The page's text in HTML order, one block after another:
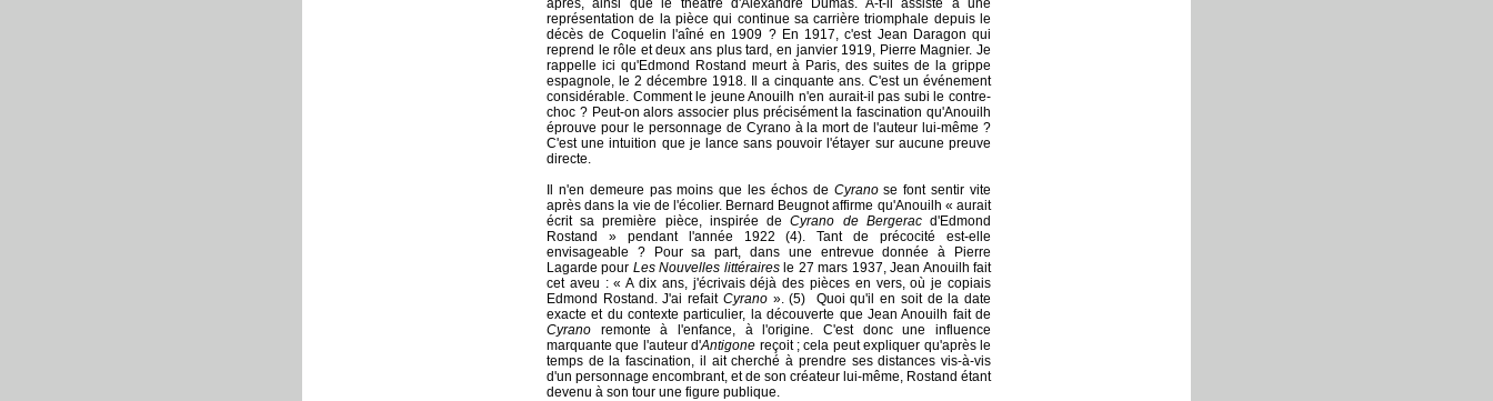
après, ainsi que le théâtre d'Alexandre Dumas. A-t-il assisté à une
représentation de la pièce qui continue sa carrière triomphale depuis le
décès de Coquelin l'aîné en 1909 ? En 1917, c'est Jean Daragon qui
reprend le rôle et deux ans plus tard, en janvier 1919, Pierre Magnier. Je
rappelle ici qu'Edmond Rostand meurt à Paris, des suites de la grippe
espagnole, le 2 décembre 1918. Il a cinquante ans. C'est un événement
considérable. Comment le jeune Anouilh n'en aurait-il pas subi le contre-
choc ? Peut-on alors associer plus précisément la fascination qu'Anouilh
éprouve pour le personnage de Cyrano à la mort de l'auteur lui-même ?
C'est une intuition que je lance sans pouvoir l'étayer sur aucune preuve
directe.
Il n'en demeure pas moins que les échos de Cyranose font sentir vite
après dans la vie de l'écolier. Bernard Beugnot affirme qu'Anouilh « aurait
écrit sa première pièce, inspirée deCyrano de Bergeracd'Edmond
Rostand » pendant l'année 1922 (4). Tant de précocité est-elle
envisageable ? Pour sa part, dans une entrevue donnée à Pierre
Lagarde pour Les Nouvelles littérairesle 27 mars 1937, Jean Anouilh fait
cet aveu : « A dix ans, j'écrivais déjà des pièces en vers, où je copiais
Edmond Rostand. J'ai refait Cyrano». (5) Quoi qu'il en soit de la date
exacte et du contexte particulier, la découverte que Jean Anouilh fait de
Cyrano remonte à l'enfance, à l'origine. C'est donc une influence
marquante que l'auteur d'Antigone reçoit ; cela peut expliquer qu'après le
temps de la fascination, il ait cherché à prendre ses distances vis-à-vis
d'un personnage encombrant, et de son créateur lui-même, Rostand étant
devenu à son tour une figure publique.